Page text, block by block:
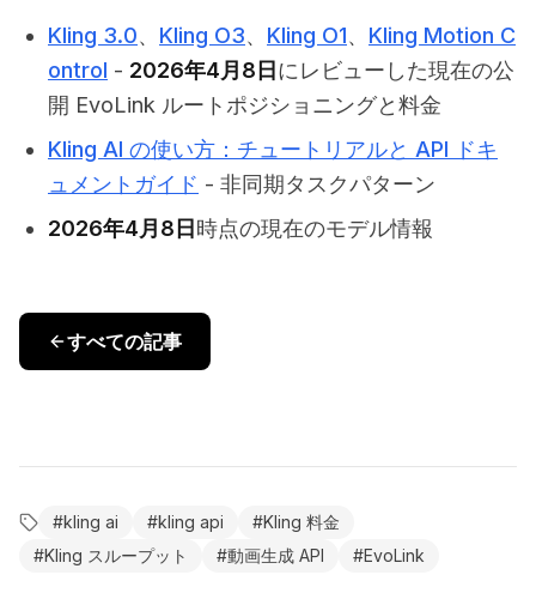
Kling 3.0、 Kling O3、 Kling O1、 Kling Motion C
ontrol - 2026年4月8日 にレビューした現在の公
開 EvoLink ルートポジショニングと料金
Kling AI の使い方：チュートリアルと API ドキ
ュメントガイド - 非同期タスクパターン
2026年4月8日 時点の現在のモデル情報
すべての記事
#kling ai #kling api #Kling 料金
#Kling スループット #動画生成 API #EvoLink